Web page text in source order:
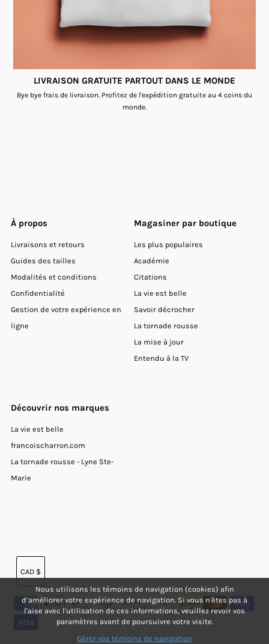
LIVRAISON GRATUITE PARTOUT DANS LE MONDE
Bye bye frais de livraison. Profitez de l'expédition gratuite au 4 coins du
monde.
À propos
Livraisons et retours
Guides des tailles
Modalités et conditions
Confidentialité
Gestion de votre expérience en
ligne
Magasiner par boutique
Les plus populaires
Académie
Citations
La vie est belle
Savoir décrocher
La tornade rousse
La mise à jour
Entendu à la TV
Découvrir nos marques
La vie est belle
francoischarron.com
La tornade rousse - Lyne Ste-
Marie
Devise
CAD $
Nous utilisons les témoins de navigation (cookies) afin
d’améliorer votre expérience de navigation. Si vous n'êtes pas à
l'aise avec l'utilisation de ces informations, veuillez revoir vos
paramètres avant de poursuivre votre visite.
Gérer vos témoins de navigation